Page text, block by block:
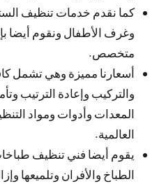
كما نقدم خدمات تنظيف
وغرف الأطفال ونقوم أيضا
متخصص.
أسعارنا مميزة وهي تشمل
والتركيب وإعادة الترتيب
المعدات وأدوات ومواد
العالمية.
يقوم أيضا فني تنظيف
الطباخ والأفران وتلميعها